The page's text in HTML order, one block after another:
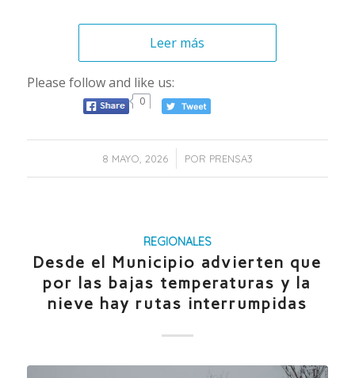
Leer más
Please follow and like us:
0
8 MAYO, 2026
/ POR PRENSA3
REGIONALES
Desde el Municipio advierten que
por las bajas temperaturas y la
nieve hay rutas interrumpidas